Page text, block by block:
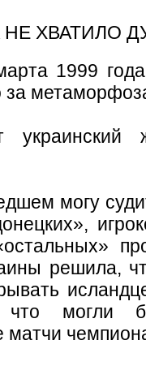
ХВАТИЛО
1999
за
могу
решила,
что могли